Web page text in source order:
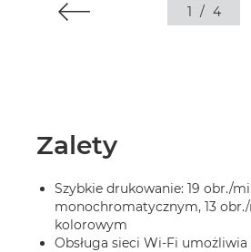
1 / 4
Zalety
Szybkie drukowanie: 19 obr./
monochromatycznym, 13
kolorowym
Obsługa sieci Wi-Fi